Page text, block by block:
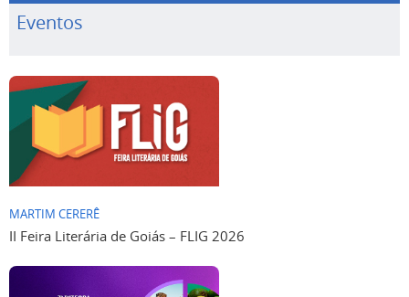
Eventos
MARTIM CERERÊ
II Feira Literária de Goiás – FLIG 2026